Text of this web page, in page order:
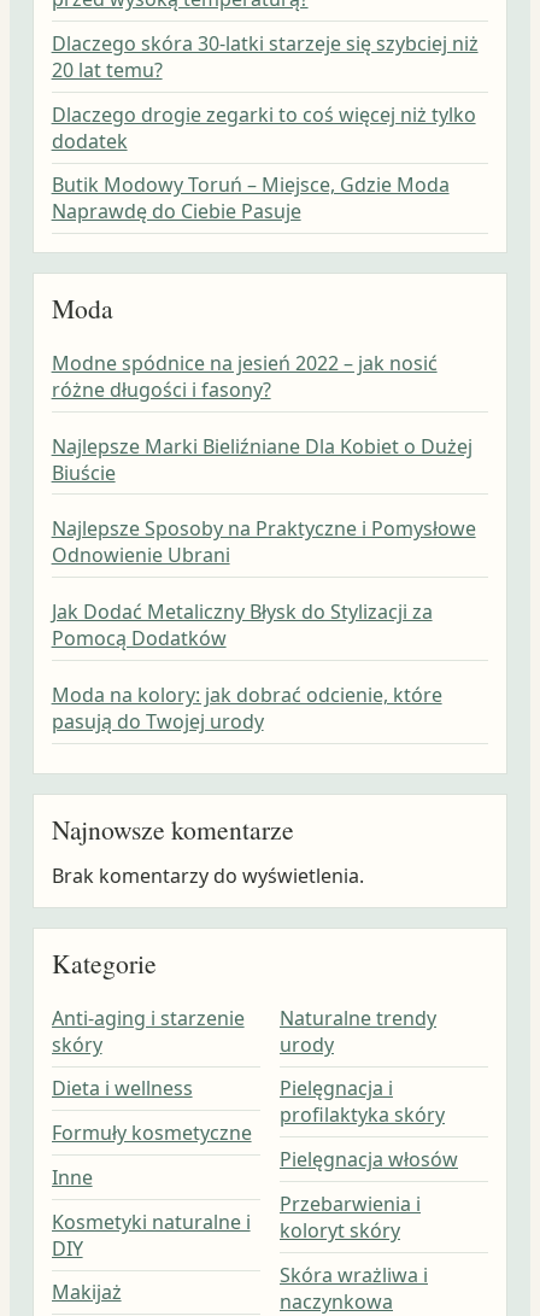
Dlaczego skóra 30-latki starzeje się szybciej niż
20 lat temu?
Dlaczego drogie zegarki to coś więcej niż tylko
dodatek
Butik Modowy Toruń – Miejsce, Gdzie Moda
Naprawdę do Ciebie Pasuje
Moda
Modne spódnice na jesień 2022 – jak nosić
różne długości i fasony?
Najlepsze Marki Bieliźniane Dla Kobiet o Dużej
Biuście
Najlepsze Sposoby na Praktyczne i Pomysłowe
Odnowienie Ubrani
Jak Dodać Metaliczny Błysk do Stylizacji za
Pomocą Dodatków
Moda na kolory: jak dobrać odcienie, które
pasują do Twojej urody
Najnowsze komentarze
Brak komentarzy do wyświetlenia.
Kategorie
Anti-aging i starzenie
skóry
Dieta i wellness
Formuły kosmetyczne
Inne
Kosmetyki naturalne i
DIY
Makijaż
Naturalne trendy
urody
Pielęgnacja i
profilaktyka skóry
Pielęgnacja włosów
Przebarwienia i
koloryt skóry
Skóra wrażliwa i
naczynkowa